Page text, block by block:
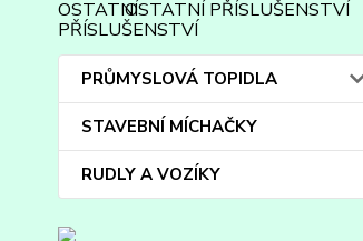
OSTATNÍ PŘÍSLUŠENSTVÍ
PRŮMYSLOVÁ TOPIDLA
STAVEBNÍ MÍCHAČKY
RUDLY A VOZÍKY